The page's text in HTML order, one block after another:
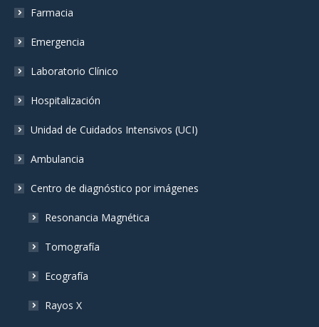
new
window
new
window
new
window
Farmacia
Emergencia
Laboratorio Clínico
Hospitalización
Unidad de Cuidados Intensivos (UCI)
Ambulancia
Centro de diagnóstico por imágenes
Resonancia Magnética
Tomografía
Ecografía
Rayos X